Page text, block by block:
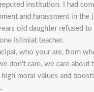
institution. I had
and harassment in the
old daughter refused
Islimiat teacher.
who your are, from
don’t care, we care about
moral values and